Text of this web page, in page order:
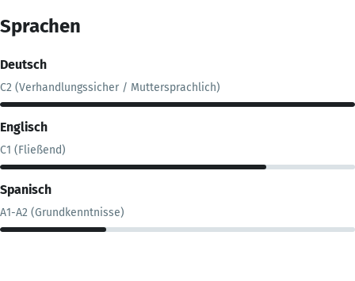
Sprachen
Deutsch
C2 (Verhandlungssicher / Muttersprachlich)
Englisch
C1 (Fließend)
Spanisch
A1-A2 (Grundkenntnisse)